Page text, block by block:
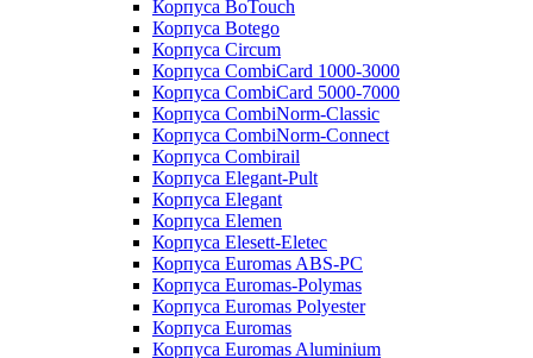
Корпуса BoTouch
Корпуса Botego
Корпуса Circum
Корпуса CombiCard 1000-3000
Корпуса CombiCard 5000-7000
Корпуса CombiNorm-Classic
Корпуса CombiNorm-Connect
Корпуса Combirail
Корпуса Elegant-Pult
Корпуса Elegant
Корпуса Elemen
Корпуса Elesett-Eletec
Корпуса Euromas ABS-PC
Корпуса Euromas-Polymas
Корпуса Euromas Polyester
Корпуса Euromas
Корпуса Euromas Aluminium